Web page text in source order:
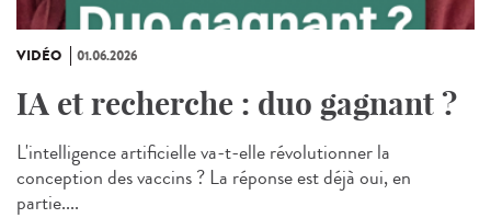
VIDÉO 01.06.2026
IA et recherche : duo gagnant ?
L'intelligence artificielle va-t-elle révolutionner la
conception des vaccins ? La réponse est déjà oui, en
partie....